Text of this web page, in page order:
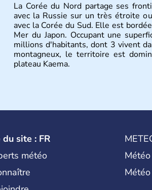
La Corée du Nord partage ses
avec la Russie sur un très étroite
avec la Corée du Sud. Elle est
Mer du Japon. Occupant une
millions d'habitants, dont 3 vivent
montagneux, le territoire est
plateau Kaema.
du site : FR
météo